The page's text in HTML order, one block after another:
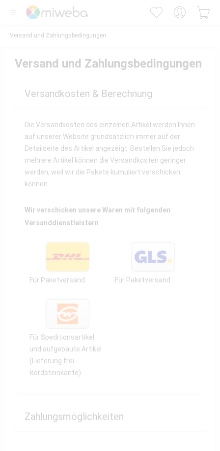
Versand und Zahlungsbedingungen
Versand und Zahlungsbedingungen
Versandkosten & Berechnung
Die Versandkosten des einzelnen Artikel werden Ihnen
auf unserer Website grundsätzlich immer auf der
Detailseite des Artikel angezeigt. Bestellen Sie jedoch
mehrere Artikel können die Versandkosten geringer
werden, weil wir die Pakete kumuliert verschicken
können.
Wir verschicken unsere Waren mit folgenden
Versanddienstleistern
Für Paketversand Für Paketversand
Für Speditionsartikel
und aufgebaute Artikel
(Lieferung frei
Bordsteinkante)
Zahlungsmöglichkeiten